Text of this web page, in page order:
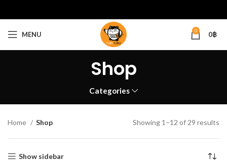
MENU 0 0฿
Shop
Categories
Home Shop Showing 1–12 of 29 results
Show sidebar